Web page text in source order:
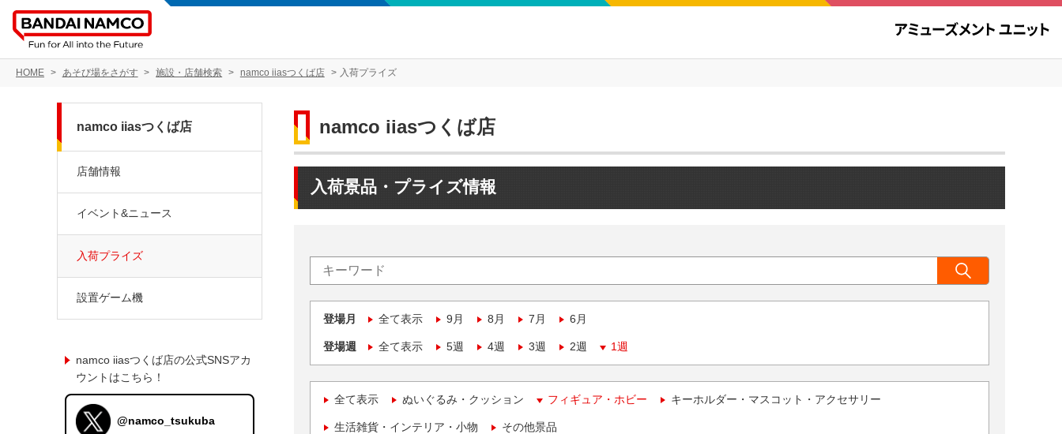
HOME あそび場をさがす 施設・店舗検索 namco iiasつくば店 入荷プライズ
namco iiasつくば店
入荷景品・プライズ情報
登場月 全て表示 9月 8月 7月 6月
登場週 全て表示 5週 4週 3週 2週 1週
全て表示 ぬいぐるみ・クッション フィギュア・ホビー キーホルダー・マスコット・アクセサリー
生活雑貨・インテリア・小物 その他景品
namco iiasつくば店
店舗情報
イベント&ニュース
入荷プライズ
設置ゲーム機
namco iiasつくば店の公式SNSアカ
ウントはこちら！
@namco_tsukuba